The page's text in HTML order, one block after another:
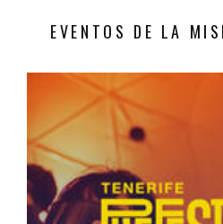
EVENTOS DE LA